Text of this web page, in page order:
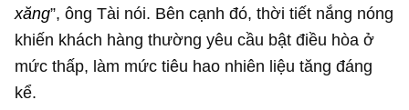
xăng”, ông Tài nói. Bên cạnh đó, thời tiết nắng nóng
khiến khách hàng thường yêu cầu bật điều hòa ở
mức thấp, làm mức tiêu hao nhiên liệu tăng đáng
kể.